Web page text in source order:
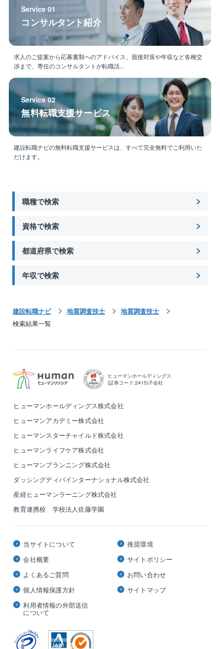
てきています。
Service 01
コンサルタント紹介
求人のご提案から応募書類へのアドバイス、面接対策や年収など各種交
渉まで、専任のコンサルタントが転職活...
Service 02
無料転職支援サービス
建設転職ナビの無料転職支援サービスは、すべて完全無料でご利用いた
だけます。
職種で検索
資格で検索
都道府県で検索
年収で検索
建設転職ナビ 地質調査技士
地質調査技士
検索結果一覧
ヒューマンホールディングス
(証券コード:2415)子会社
ヒューマンホールディングス株式会社
ヒューマンアカデミー株式会社
ヒューマンスターチャイルド株式会社
ヒューマンライフケア株式会社
ヒューマンプランニング株式会社
ダッシングディバインターナショナル株式会社
産経ヒューマンラーニング株式会社
教育連携校 学校法人佐藤学園
当サイトについて
会社概要
よくあるご質問
個人情報保護方針
利用者情報の外部送信
について
推奨環境
サイトポリシー
お問い合わせ
サイトマップ